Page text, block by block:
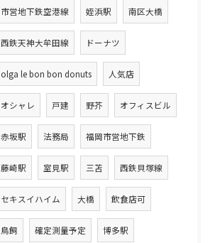
市営地下鉄空港線 姪浜駅 南区大橋
西鉄天神大牟田線 ドーナツ
olga le bon bon donuts 人気店
オシャレ 戸建 野芥 オフィスビル
赤坂駅 法務局 福岡市営地下鉄
藤崎駅 室見駅 三苫 西鉄貝塚線
セキスイハイム 大橋 飲食店可
鳥飼 確定測量予定 博多駅